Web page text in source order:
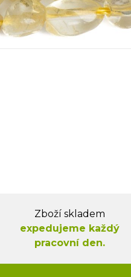
Zboží skladem
expedujeme každý
pracovní den.